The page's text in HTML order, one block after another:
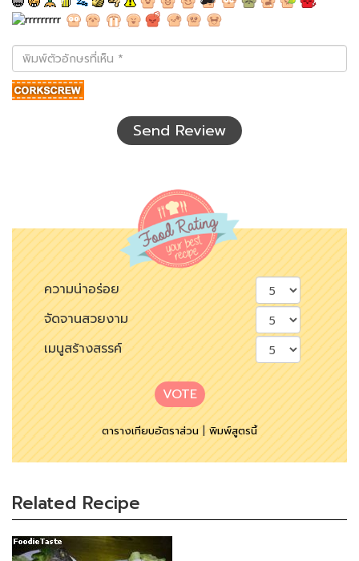
พิมพ์
ตัว
อักษร
ที่
Send Review
ความน่าอร่อย
จัดจานสวยงาม
เมนูสร้างสรรค์
VOTE
ตารางเทียบอัตราส่วน|พิมพ์สูตรนี้
Related Recipe